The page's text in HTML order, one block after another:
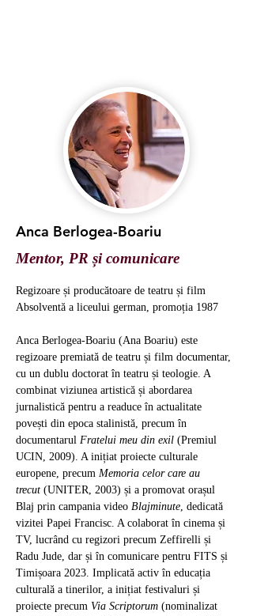
Anca Berlogea-Boariu
Mentor, PR și comunicare
Regizoare și producătoare de teatru și film
Absolventă a liceului german, promoția 1987
Anca Berlogea-Boariu (Ana Boariu) este
regizoare premiată de teatru și film documentar,
cu un dublu doctorat în teatru și teologie. A
combinat viziunea artistică și abordarea
jurnalistică pentru a readuce în actualitate
povești din epoca stalinistă, precum în
documentarul Fratelui meu din exil (Premiul
UCIN, 2009). A inițiat proiecte culturale
europene, precum Memoria celor care au
trecut (UNITER, 2003) și a promovat orașul
Blaj prin campania video Blajminute , dedicată
vizitei Papei Francisc. A colaborat în cinema și
TV, lucrând cu regizori precum Zeffirelli și
Radu Jude, dar și în comunicare pentru FITS și
Timișoara 2023. Implicată activ în educația
culturală a tinerilor, a inițiat festivaluri și
proiecte precum Via Scriptorum (nominalizat